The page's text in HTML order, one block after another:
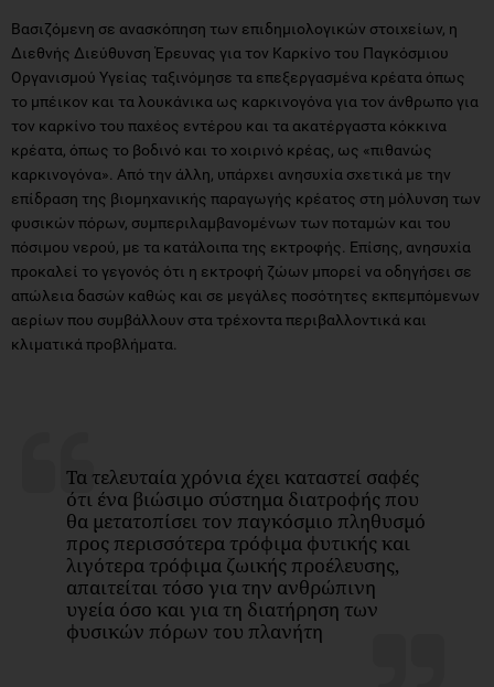
το μπέικον και τα λουκάνικα ως καρκινογόνα για τον άνθρωπο για
τον καρκίνο του παχέος εντέρου και τα ακατέργαστα κόκκινα
κρέατα, όπως το βοδινό και το χοιρινό κρέας, ως «πιθανώς
καρκινογόνα». Από την άλλη, υπάρχει ανησυχία σχετικά με την
επίδραση της βιομηχανικής παραγωγής κρέατος στη μόλυνση των
φυσικών πόρων, συμπεριλαμβανομένων των ποταμών και του
πόσιμου νερού, με τα κατάλοιπα της εκτροφής. Επίσης, ανησυχία
προκαλεί το γεγονός ότι η εκτροφή ζώων μπορεί να οδηγήσει σε
απώλεια δασών καθώς και σε μεγάλες ποσότητες εκπεμπόμενων
αερίων που συμβάλλουν στα τρέχοντα περιβαλλοντικά και
κλιματικά προβλήματα.
προς περισσότερα τρόφιμα φυτικής και
λιγότερα τρόφιμα ζωικής προέλευσης,
απαιτείται τόσο για την ανθρώπινη
υγεία όσο και για τη διατήρηση των
φυσικών πόρων του πλανήτη